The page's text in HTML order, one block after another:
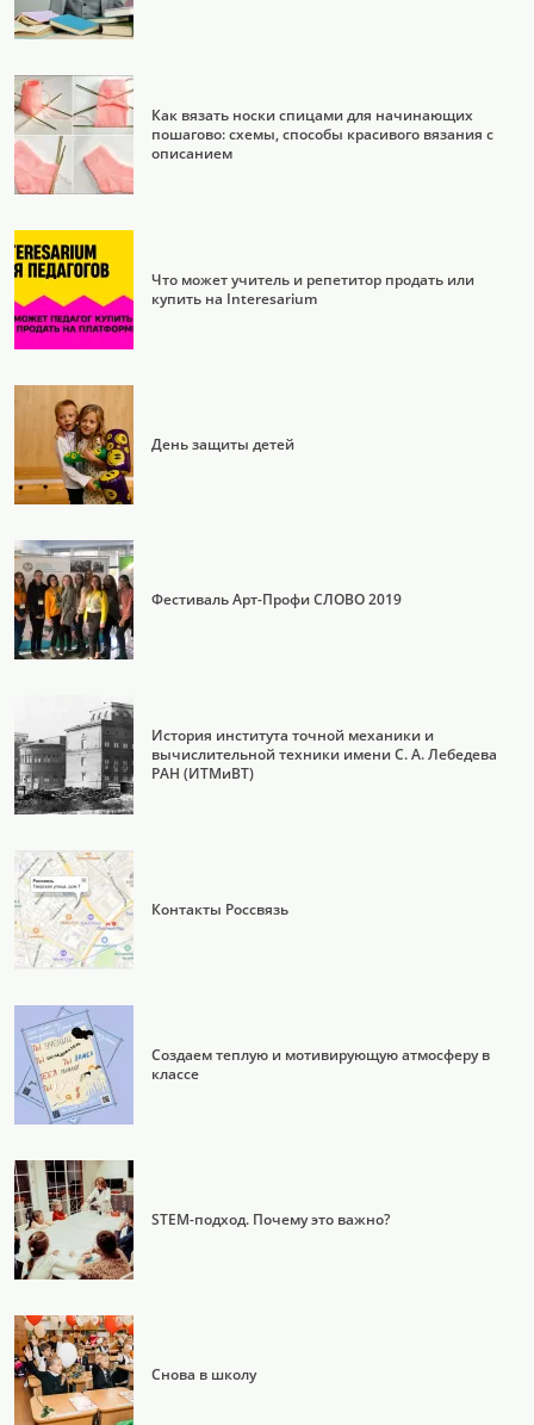
Как вязать носки спицами для начинающих
пошагово: схемы, способы красивого вязания с
описанием
Что может учитель и репетитор продать или
купить на Interesarium
День защиты детей
Фестиваль Арт-Профи СЛОВО 2019
История института точной механики и
вычислительной техники имени С. А. Лебедева
РАН (ИТМиВТ)
Контакты Россвязь
Создаем теплую и мотивирующую атмосферу в
классе
STEM-подход. Почему это важно?
Снова в школу